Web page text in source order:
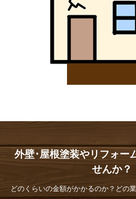
外壁･屋根塗装やリフォー
せんか？
どのくらいの金額がかかるのか？どの